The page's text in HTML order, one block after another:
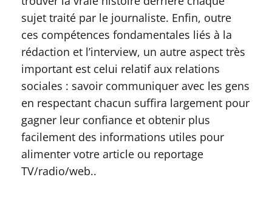
sujet traité par le journaliste. Enfin, outre
ces compétences fondamentales liés à la
rédaction et l’interview, un autre aspect très
important est celui relatif aux relations
sociales : savoir communiquer avec les gens
en respectant chacun suffira largement pour
gagner leur confiance et obtenir plus
facilement des informations utiles pour
alimenter votre article ou reportage
TV/radio/web..